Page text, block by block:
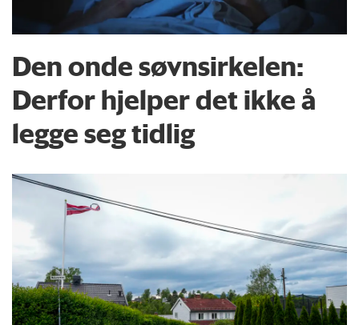
Den onde søvnsirkelen:
Derfor hjelper det ikke å
legge seg tidlig